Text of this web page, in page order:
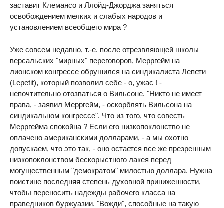
заставит Клемансо и Ллойд-Джорджа заняться
освобождением мелких и слабых народов и
установлением всеобщего мира ?
Уже совсем недавно, т.-е. после отрезвляющей школы
версальских "мирных" переговоров, Мерргейм на
лионском конгрессе обрушился на синдикалиста Лепети
(Lepetit), который позволил себе - о, ужас ! -
непочтительно отозваться о Вильсоне. "Никто не имеет
права, - заявил Мерргейм, - оскорблять Вильсона на
синдикальном конгрессе". Что из того, что совесть
Мерргейма спокойна ? Если его низкопоклонство не
оплачено американскими долларами, - а мы охотно
допускаем, что это так, - оно остается все же презренным
низкопоклонством бескорыстного лакея перед
могущественным "демократом" милостью доллара. Нужна
поистине последняя степень духовной приниженности,
чтобы переносить надежды рабочего класса на
праведников буржуазии. "Вожди", способные на такую